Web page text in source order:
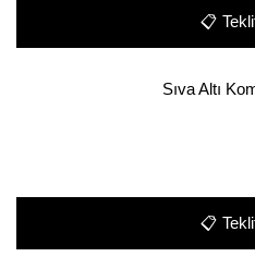
📋
Sıva Altı
📋